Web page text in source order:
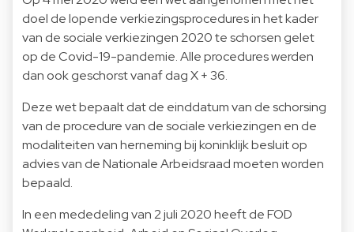
doel de lopende verkiezingsprocedures in het kader
van de sociale verkiezingen 2020 te schorsen gelet
op de Covid-19-pandemie. Alle procedures werden
dan ook geschorst vanaf dag X + 36.
Deze wet bepaalt dat de einddatum van de schorsing
van de procedure van de sociale verkiezingen en de
modaliteiten van herneming bij koninklijk besluit op
advies van de Nationale Arbeidsraad moeten worden
bepaald.
In een mededeling van 2 juli 2020 heeft de FOD